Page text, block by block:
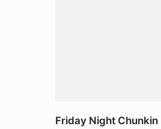
Friday Night Chunkin